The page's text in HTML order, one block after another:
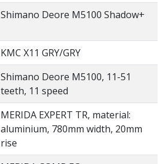
Shimano Deore M5100 Shadow+
KMC X11 GRY/GRY
Shimano Deore M5100, 11-51
teeth, 11 speed
MERIDA EXPERT TR, material:
aluminium, 780mm width, 20mm
rise